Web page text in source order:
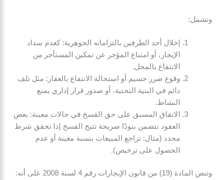
وتشمل:
إخلال أحد الطرفين بالتزاماته الجوهرية: كعدم سداد
الإيجار، أو امتناع المؤجر عن تمكين المستأجر من
الانتفاع بالمحل.
وقوع ضرر جسيم أو استحالة الانتفاع بالعقار: مثل تلف
دائم في البنية التحتية، أو صدور قرار إداري يمنع
النشاط.
الاتفاق المسبق على حق الفسخ في حالات معينة: بعض
العقود تتضمن بنودًا صريحة تتيح الفسخ إذا تحقق شرط
محدد (مثال: تراجع المبيعات بنسبة معينة أو عدم
الحصول على ترخيص).
وتنص المادة (19) من قانون الإيجارات رقم 4 لسنة 2008 على أنه: